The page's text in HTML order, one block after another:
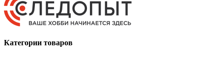
Категории товаров